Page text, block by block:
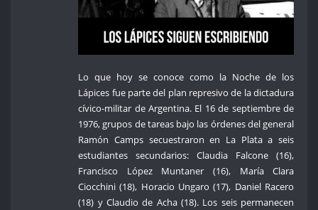
Lo que hoy se conoce como la Noche de los
Lápices fue parte del plan represivo de la dictadura
cívico-militar de Argentina. El 16 de septiembre de
1976, grupos de tareas bajo las órdenes del general
Ramón Camps secuestraron en La Plata a seis
estudiantes secundarios: Claudia Falcone (16),
Francisco López Muntaner (16), María Clara
Ciocchini (18), Horacio Ungaro (17), Daniel Racero
(18) y Claudio de Acha (18). Los seis permanecen